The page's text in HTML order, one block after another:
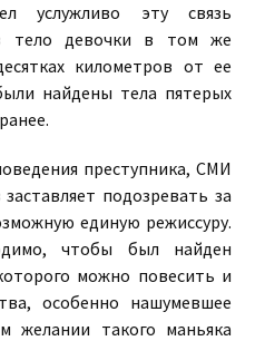
услужливо эту связь
тело девочки в том же
километров от ее
найдены тела пятерых
.
преступника, СМИ
подозревать за
единую режиссуру.
чтобы был найден
можно повесить и
особенно нашумевшее
желании такого маньяка